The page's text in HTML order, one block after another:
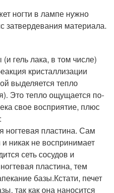
ногти в лампе нужно
затвердевания материала.
гель лака, в том числе)
кристаллизации
выделяется тепло
Это тепло ощущается по-
свое восприятие, плюс
ногтевая пластина. Сам
никак не воспринимает
сеть сосудов и
пластина, тем
базы.Кстати, печет
так как она наносится